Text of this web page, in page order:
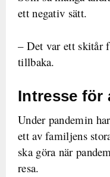
ett negativ sätt.
– Det var ett skitår
tillbaka.
Intresse för
Under pandemin
ett av familjens
ska göra när
resa.